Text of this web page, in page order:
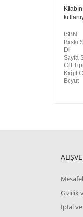
ISBN
Baskı
Dil
Sayfa
Cilt Tipi
Kağıt
Boyut
Gizlilik
İptal ve